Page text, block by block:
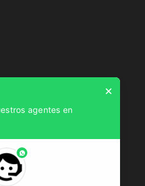
×
agentes en
phone